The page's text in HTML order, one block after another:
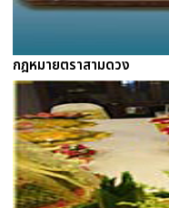
กฎหมายตราสามดวง